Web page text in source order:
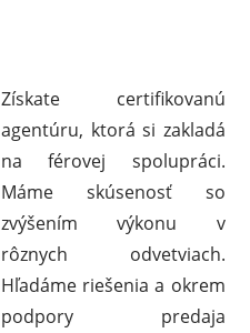
Získate certifikovanú
agentúru, ktorá si zakladá
na férovej spolupráci.
Máme skúsenosť so
zvýšením výkonu v
rôznych odvetviach.
Hľadáme riešenia a okrem
podpory predaja